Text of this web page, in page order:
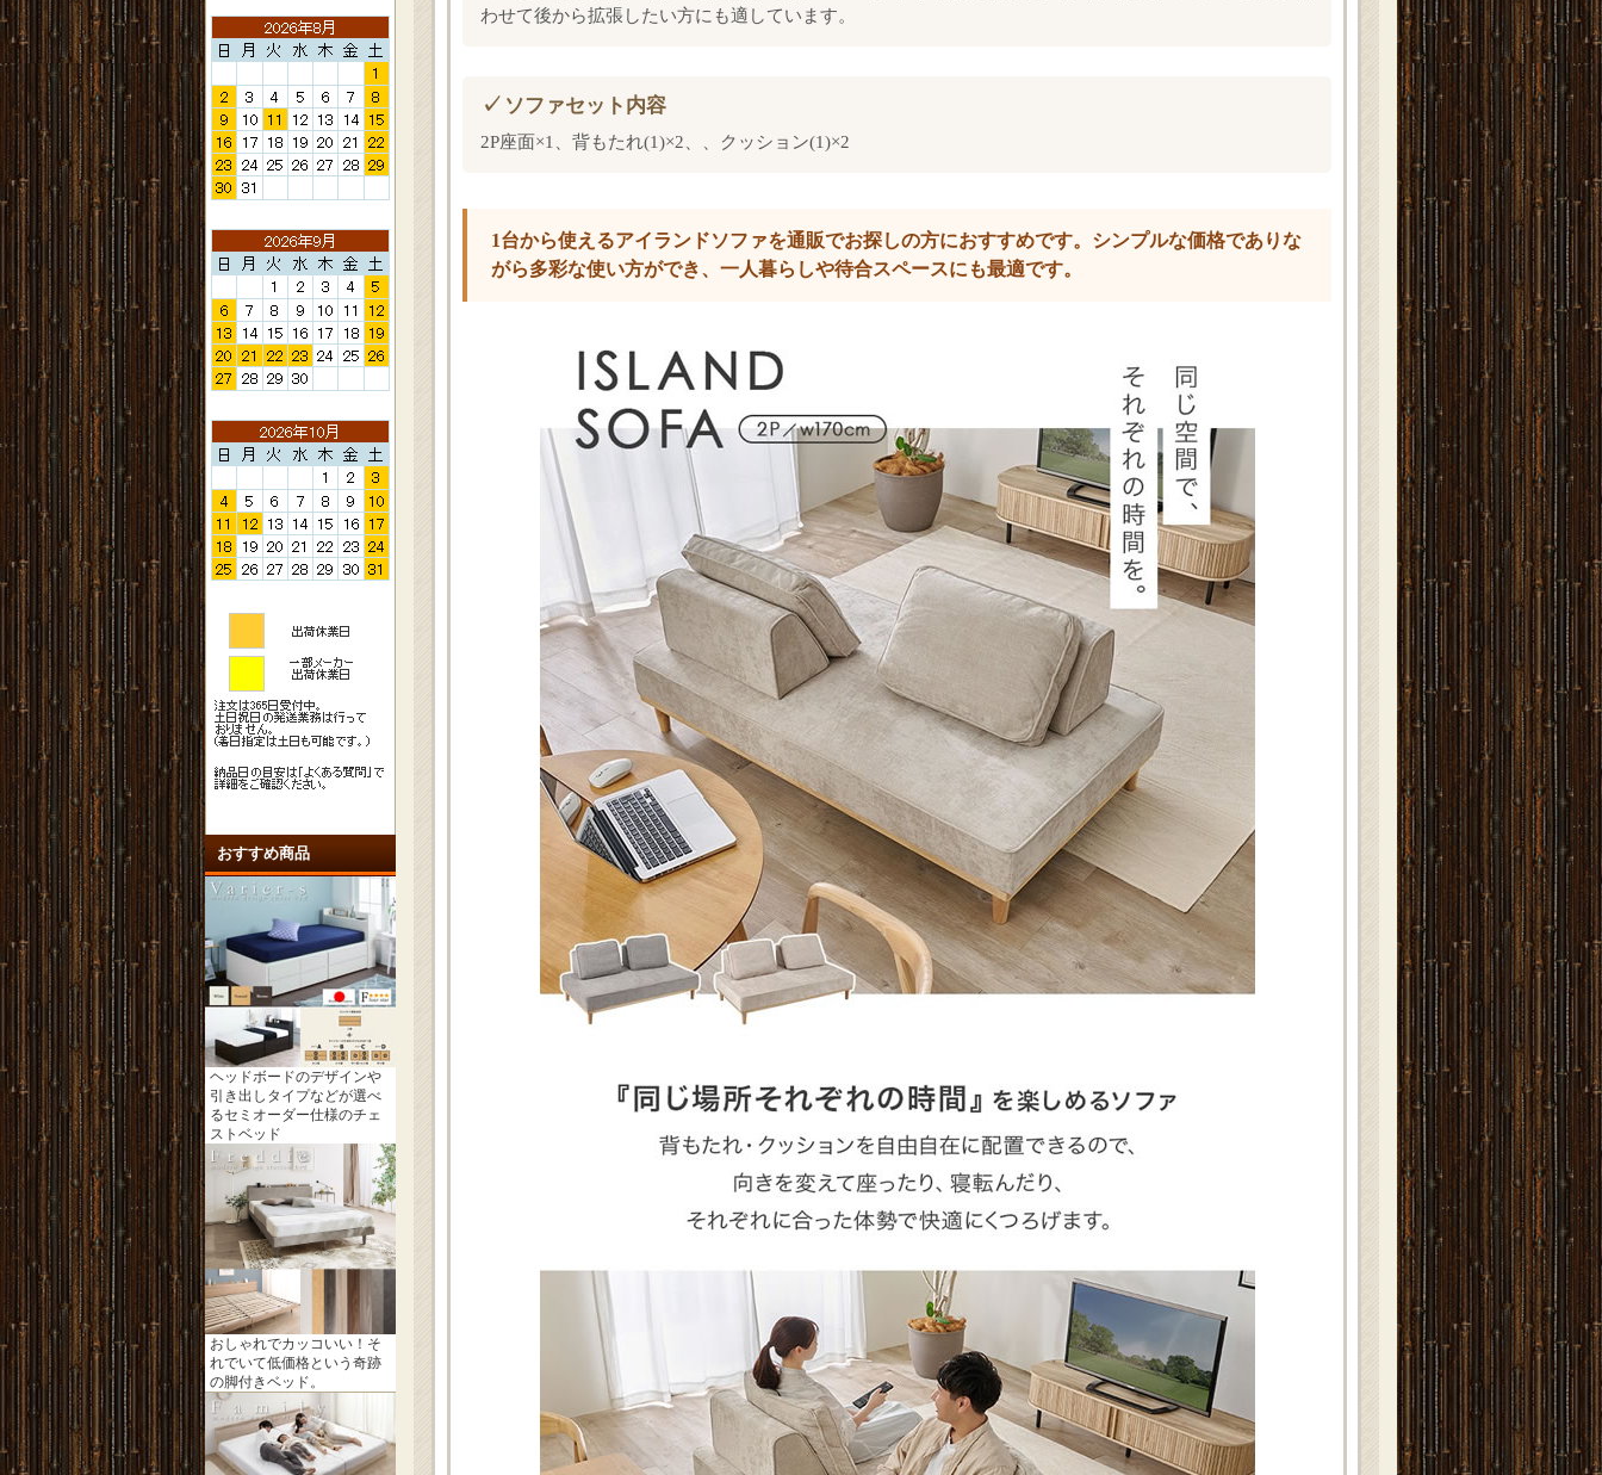
おすすめ商品
ヘッドボードのデザインや
引き出しタイプなどが選べ
るセミオーダー仕様のチェ
ストベッド
おしゃれでカッコいい！そ
れでいて低価格という奇跡
の脚付きベッド。
わせて後から拡張したい方にも適しています。
ソファセット内容
2P座面×1、背もたれ(1)×2、、クッション(1)×2
1台から使えるアイランドソファを通販でお探しの方におすすめです。シンプルな価格でありな
がら多彩な使い方ができ、一人暮らしや待合スペースにも最適です。